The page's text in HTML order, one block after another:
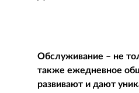
Обслуживание – не
также ежедневное
развивают и дают